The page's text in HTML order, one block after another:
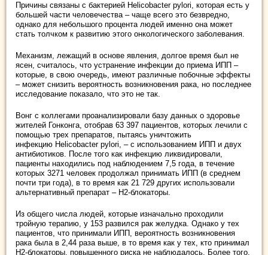
Причины связаны с бактерией Helicobacter pylori, которая есть у
большей части человечества – чаще всего это безвредно,
однако для небольшого процента людей именно она может
стать толчком к развитию этого онкологического заболевания.
Механизм, лежащий в основе явления, долгое время был не
ясен, считалось, что устранение инфекции до приема ИПП –
которые, в свою очередь, имеют различные побочные эффекты
– может снизить вероятность возникновения рака, но последнее
исследование показало, что это не так.
Вонг с коллегами проанализировали базу данных о здоровье
жителей Гонконга, отобрав 63 397 пациентов, которых лечили с
помощью трех препаратов, пытаясь уничтожить
инфекцию Helicobacter pylori, – с использованием ИПП и двух
антибиотиков. После того как инфекцию ликвидировали,
пациенты находились под наблюдением 7,5 года, в течение
которых 3271 человек продолжал принимать ИПП (в среднем
почти три года), в то время как 21 729 других использовали
альтернативный препарат – Н2-блокаторы.
Из общего числа людей, которые изначально проходили
тройную терапию, у 153 развился рак желудка. Однако у тех
пациентов, что принимали ИПП, вероятность возникновения
рака была в 2,44 раза выше, в то время как у тех, кто принимал
Н2-блокаторы, повышенного риска не наблюдалось. Более того,